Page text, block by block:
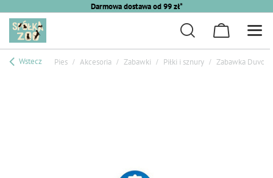
Darmowa dostawa od 99 zł*
Wstecz Pies Akcesoria Zabawki Piłki i sznury Zabawka Duvo+